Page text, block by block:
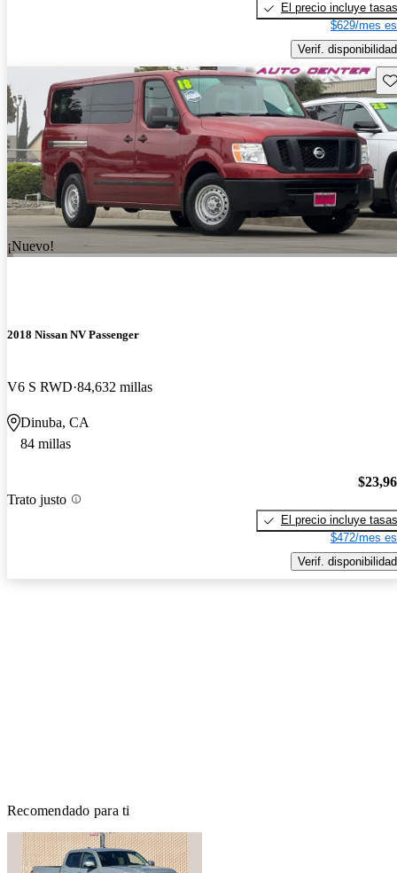
El precio incluye tasas
$629/mes
Verif. disponibilidad
¡Nuevo!
2018 Nissan NV Passenger
V6 S RWD 84,632 millas
Dinuba, CA
84 millas
Trato justo
El precio incluye tasas
$472/mes
Verif. disponibilidad
Recomendado para ti